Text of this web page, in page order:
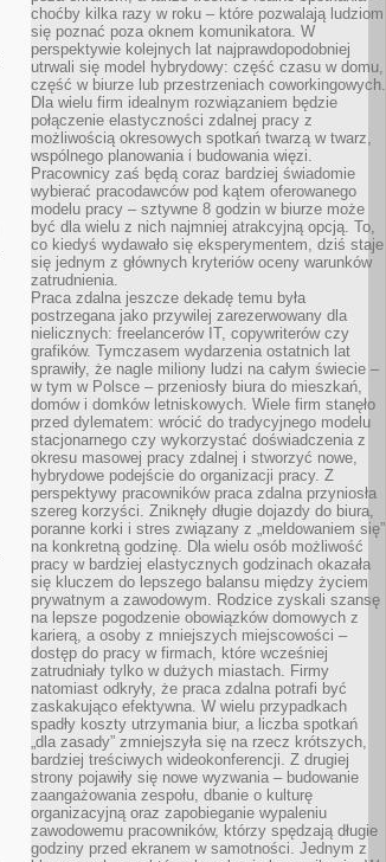
choćby kilka razy w roku – które pozwalają ludziom
się poznać poza oknem komunikatora. W
perspektywie kolejnych lat najprawdopodobniej
utrwali się model hybrydowy: część czasu w domu,
część w biurze lub przestrzeniach coworkingowych.
Dla wielu firm idealnym rozwiązaniem będzie
połączenie elastyczności zdalnej pracy z
możliwością okresowych spotkań twarzą w twarz,
wspólnego planowania i budowania więzi.
Pracownicy zaś będą coraz bardziej świadomie
wybierać pracodawców pod kątem oferowanego
modelu pracy – sztywne 8 godzin w biurze może
być dla wielu z nich najmniej atrakcyjną opcją. To,
co kiedyś wydawało się eksperymentem, dziś staje
się jednym z głównych kryteriów oceny warunków
zatrudnienia.
Praca zdalna jeszcze dekadę temu była
postrzegana jako przywilej zarezerwowany dla
nielicznych: freelancerów IT, copywriterów czy
grafików. Tymczasem wydarzenia ostatnich lat
sprawiły, że nagle miliony ludzi na całym świecie –
w tym w Polsce – przeniosły biura do mieszkań,
domów i domków letniskowych. Wiele firm stanęło
przed dylematem: wrócić do tradycyjnego modelu
stacjonarnego czy wykorzystać doświadczenia z
okresu masowej pracy zdalnej i stworzyć nowe,
hybrydowe podejście do organizacji pracy. Z
perspektywy pracowników praca zdalna przyniosła
szereg korzyści. Zniknęły długie dojazdy do biura,
poranne korki i stres związany z „meldowaniem się”
na konkretną godzinę. Dla wielu osób możliwość
pracy w bardziej elastycznych godzinach okazała
się kluczem do lepszego balansu między życiem
prywatnym a zawodowym. Rodzice zyskali szansę
na lepsze pogodzenie obowiązków domowych z
karierą, a osoby z mniejszych miejscowości –
dostęp do pracy w firmach, które wcześniej
zatrudniały tylko w dużych miastach. Firmy
natomiast odkryły, że praca zdalna potrafi być
zaskakująco efektywna. W wielu przypadkach
spadły koszty utrzymania biur, a liczba spotkań
„dla zasady” zmniejszyła się na rzecz krótszych,
bardziej treściwych wideokonferencji. Z drugiej
strony pojawiły się nowe wyzwania – budowanie
zaangażowania zespołu, dbanie o kulturę
organizacyjną oraz zapobieganie wypaleniu
zawodowemu pracowników, którzy spędzają długie
godziny przed ekranem w samotności. Jednym z